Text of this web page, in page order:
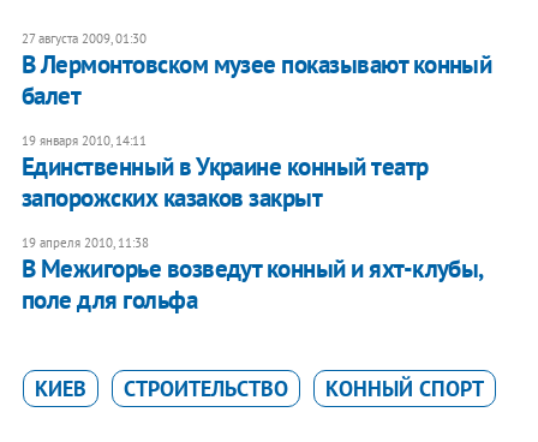
27 августа 2009, 01:30
В Лермонтовском музее показывают конный
балет
19 января 2010, 14:11
Единственный в Украине конный театр
запорожских казаков закрыт
19 апреля 2010, 11:38
В Межигорье возведут конный и яхт-клубы,
поле для гольфа
КИЕВ СТРОИТЕЛЬСТВО КОННЫЙ СПОРТ